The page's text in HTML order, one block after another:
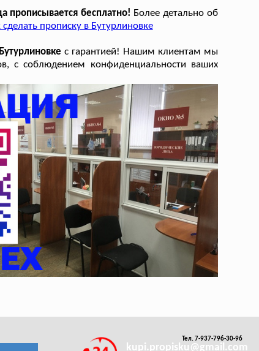
бесплатно! Более детально об
сделать прописку в Бутурлиновке
с гарантией! Нашим клиентам мы
с соблюдением конфиденциальности ваших
Тел. 7-937-796-30-96
kupi.propisku@gmail.com